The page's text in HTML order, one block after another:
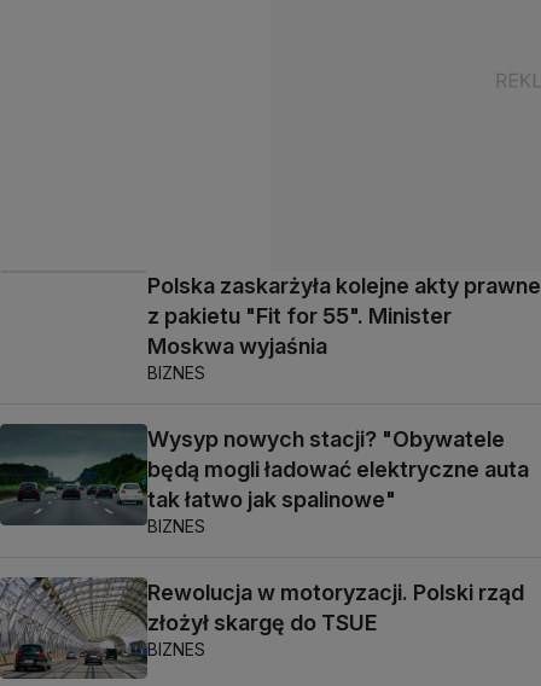
Polska zaskarżyła kolejne akty prawne
z pakietu "Fit for 55". Minister
Moskwa wyjaśnia
BIZNES
Wysyp nowych stacji? "Obywatele
będą mogli ładować elektryczne auta
tak łatwo jak spalinowe"
BIZNES
Rewolucja w motoryzacji. Polski rząd
złożył skargę do TSUE
BIZNES